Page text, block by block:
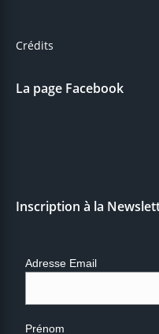
Crédits
La page Facebook
Inscription à la
Adresse Email
Prénom